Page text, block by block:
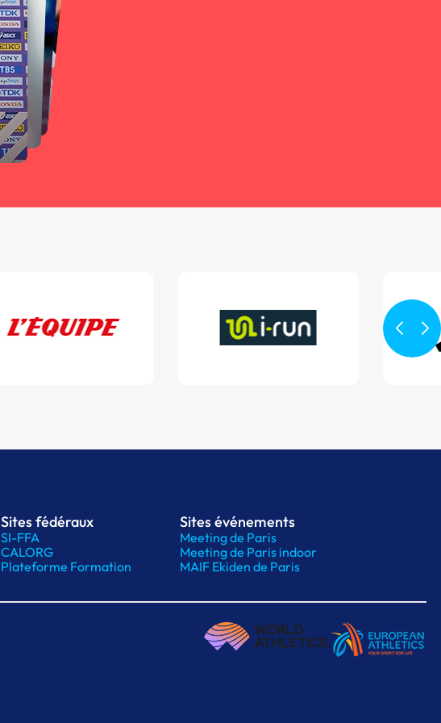
Sites fédéraux
SI-FFA
CALORG
Plateforme Formation
Sites événements
Meeting de Paris
Meeting de Paris indoor
MAIF Ekiden de Paris